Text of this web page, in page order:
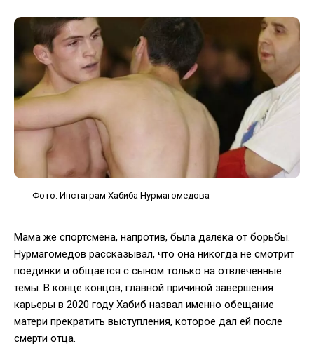
Фото: Инстаграм Хабиба Нурмагомедова
Мама же спортсмена, напротив, была далека от борьбы.
Нурмагомедов рассказывал, что она никогда не смотрит
поединки и общается с сыном только на отвлеченные
темы. В конце концов, главной причиной завершения
карьеры в 2020 году Хабиб назвал именно обещание
матери прекратить выступления, которое дал ей после
смерти отца.